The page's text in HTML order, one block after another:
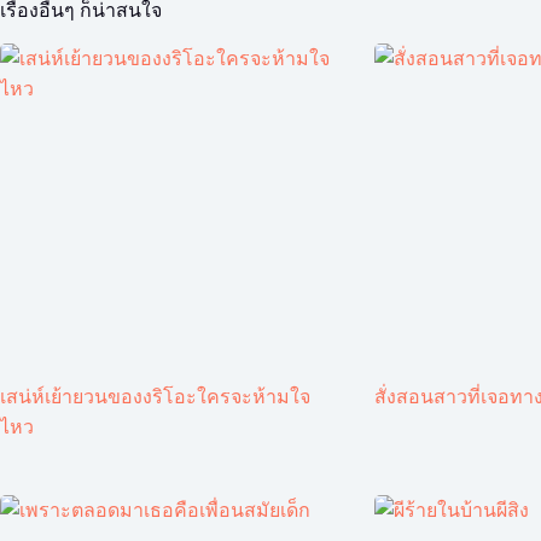
เรื่องอื่นๆ ก็น่าสนใจ
เสน่ห์เย้ายวนของงริโอะใครจะห้ามใจ
ไหว
สั่งสอนสาวที่เจอทา